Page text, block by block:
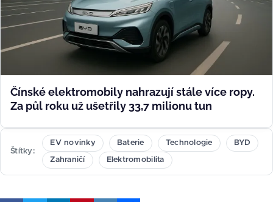
Čínské elektromobily nahrazují stále více ropy.
Za půl roku už ušetřily 33,7 milionu tun
Štítky
EV novinky Baterie Technologie BYD
Zahraničí Elektromobilita